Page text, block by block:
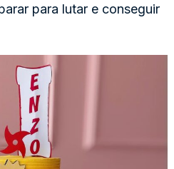
para lutar e conseguir